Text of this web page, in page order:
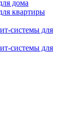
дома
квартиры
системы для
системы для